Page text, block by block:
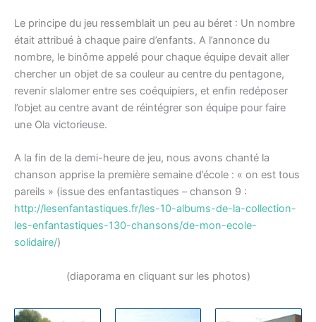
Le principe du jeu ressemblait un peu au béret : Un nombre
était attribué à chaque paire d’enfants. A l’annonce du
nombre, le binôme appelé pour chaque équipe devait aller
chercher un objet de sa couleur au centre du pentagone,
revenir slalomer entre ses coéquipiers, et enfin redéposer
l’objet au centre avant de réintégrer son équipe pour faire
une Ola victorieuse.
A la fin de la demi-heure de jeu, nous avons chanté la
chanson apprise la première semaine d’école : « on est tous
pareils » (issue des enfantastiques – chanson 9 :
http://lesenfantastiques.fr/les-10-albums-de-la-collection-
les-enfantastiques-130-chansons/de-mon-ecole-
solidaire/)
(diaporama en cliquant sur les photos)